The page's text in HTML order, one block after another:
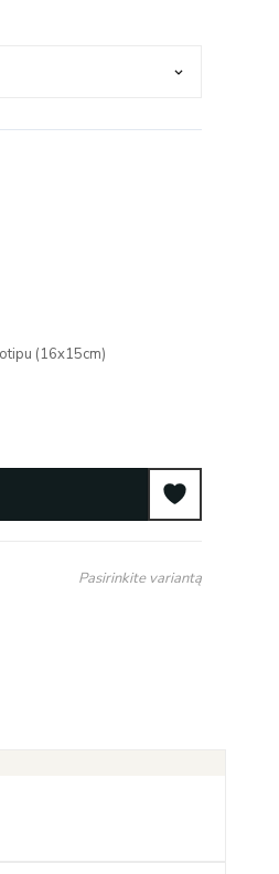
(16x15cm)
Pasirinkite variantą